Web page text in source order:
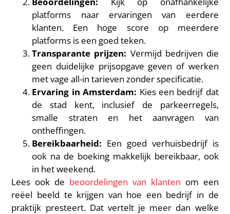
platforms naar ervaringen van eerdere
klanten. Een hoge score op meerdere
platforms is een goed teken.
Transparante prijzen: Vermijd bedrijven die
geen duidelijke prijsopgave geven of werken
met vage all-in tarieven zonder specificatie.
Ervaring in Amsterdam: Kies een bedrijf dat
de stad kent, inclusief de parkeerregels,
smalle straten en het aanvragen van
ontheffingen.
Bereikbaarheid: Een goed verhuisbedrijf is
ook na de boeking makkelijk bereikbaar, ook
in het weekend.
Lees ook de beoordelingen van klanten om een
reëel beeld te krijgen van hoe een bedrijf in de
praktijk presteert. Dat vertelt je meer dan welke